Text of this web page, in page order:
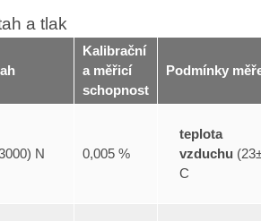
a tlak
Kalibrační
a měřicí
schopnost
Podmínky
N 0,005 %
teplota
vzduchu
C